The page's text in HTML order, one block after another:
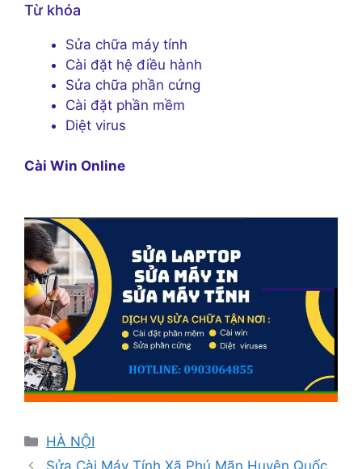
Từ khóa
Sửa chữa máy tính
Cài đặt hệ điều hành
Sửa chữa phần cứng
Cài đặt phần mềm
Diệt virus
Cài Win Online
Danh
mục
HÀ NỘI
Sửa Cài Máy Tính Xã Phú Mãn Huyện Quốc